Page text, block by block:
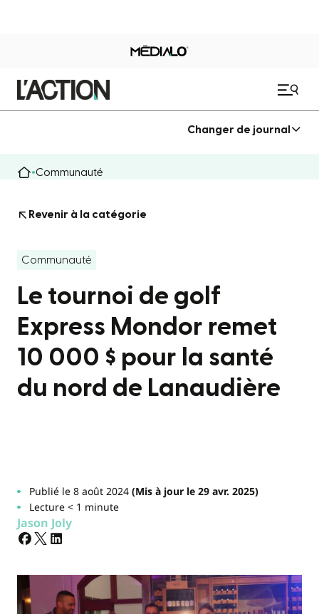
Changer de journal
Communauté
Revenir à la catégorie
Communauté
Le tournoi de golf
Express Mondor remet
10 000 $ pour la santé
du nord de Lanaudière
Publié le 8 août 2024(Mis à jour le 29 avr. 2025)
Lecture < 1 minute
Jason Joly